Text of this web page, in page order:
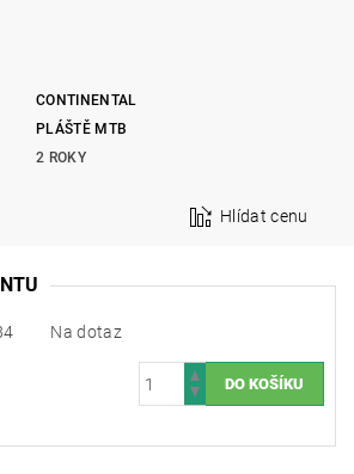
CONTINENTAL
PLÁŠTĚ MTB
2 ROKY
Hlídat cenu
Na dotaz